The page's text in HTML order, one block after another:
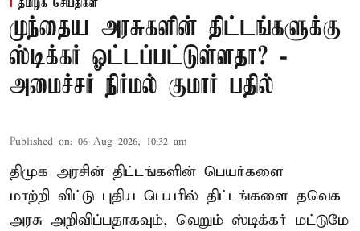
தமிழக செய்திகள்
முந்தைய அரசுகளின் திட்டங்களுக்கு
ஸ்டிக்கர் ஓட்டப்பட்டுள்ளதா? -
அமைச்சர் நிர்மல் குமார் பதில்
Published on: 06 Aug 2026, 10:32 am
திமுக அரசின் திட்டங்களின் பெயர்களை
மாற்றி விட்டு புதிய பெயரில் திட்டங்களை தவெக
அரசு அறிவிப்பதாகவும், வெறும் ஸ்டிக்கர் மட்டுமே